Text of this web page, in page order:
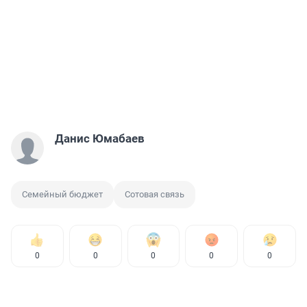
Данис Юмабаев
Семейный бюджет Сотовая связь
0 0 0 0 0